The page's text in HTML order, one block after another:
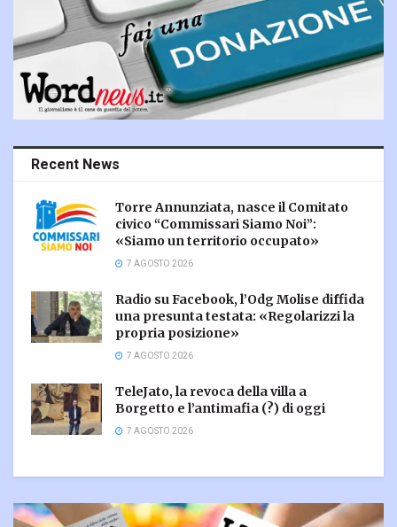
Recent News
Torre Annunziata, nasce il Comitato
civico “Commissari Siamo Noi”:
«Siamo un territorio occupato»
7 AGOSTO 2026
Radio su Facebook, l’Odg Molise diffida
una presunta testata: «Regolarizzi la
propria posizione»
7 AGOSTO 2026
TeleJato, la revoca della villa a
Borgetto e l’antimafia (?) di oggi
7 AGOSTO 2026